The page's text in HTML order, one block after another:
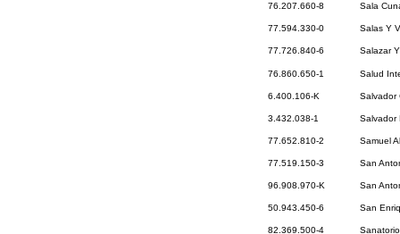
76.207.660-8 Sala
77.594.330-0 Salas Y
77.726.840-6 Salazar
76.860.650-1 Salud
6.400.106-K Salvador
3.432.038-1 Salvador
77.652.810-2 Samuel
77.519.150-3 San
96.908.970-K San
50.943.450-6 San
82.369.500-4